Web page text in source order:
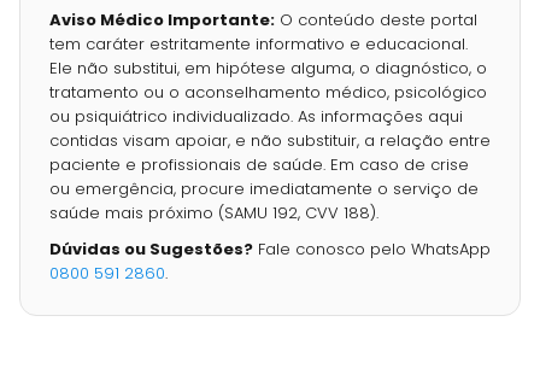
Aviso Médico Importante: O conteúdo deste portal
tem caráter estritamente informativo e educacional.
Ele não substitui, em hipótese alguma, o diagnóstico, o
tratamento ou o aconselhamento médico, psicológico
ou psiquiátrico individualizado. As informações aqui
contidas visam apoiar, e não substituir, a relação entre
paciente e profissionais de saúde. Em caso de crise
ou emergência, procure imediatamente o serviço de
saúde mais próximo (SAMU 192, CVV 188).
Dúvidas ou Sugestões? Fale conosco pelo WhatsApp
0800 591 2860.